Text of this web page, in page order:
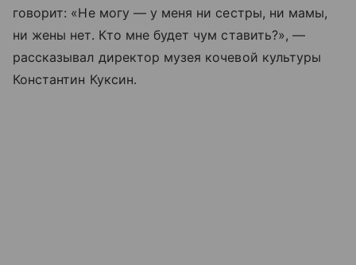
говорит: «Не могу — у меня ни сестры, ни мамы,
ни жены нет. Кто мне будет чум ставить?», —
рассказывал директор музея кочевой культуры
Константин Куксин.